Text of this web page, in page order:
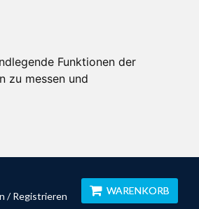
Funktionen der
zu messen und
/ Registrieren WARENKORB